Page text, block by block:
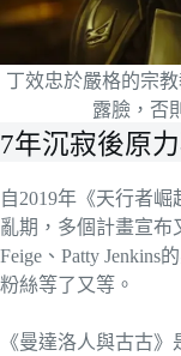
丁效忠於嚴格的宗
露臉，否
7年沉寂後原
自2019年《天行者
亂期，多個計畫宣布
Feige、Patty Jenkins
粉絲等了又等。
《曼達洛人與古古